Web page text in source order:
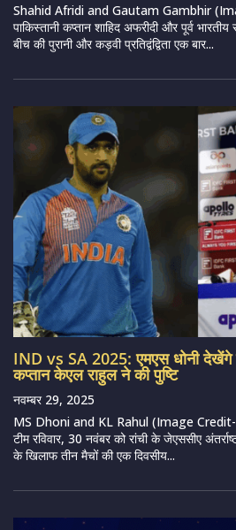
Shahid Afridi and Gautam Gambhir
पाकिस्तानी कप्तान शाहिद अफरीदी और पूर्व
बीच की पुरानी और कड़वी प्रतिद्वंद्विता एक बार...
IND vs SA 2025: एमएस धोनी देखेंगे
कप्तान केएल राहुल ने की पुष्टि
नवम्बर 29, 2025
MS Dhoni and KL Rahul (Image
टीम रविवार, 30 नवंबर को रांची के जेएससीए
के खिलाफ तीन मैचों की एक दिवसीय...